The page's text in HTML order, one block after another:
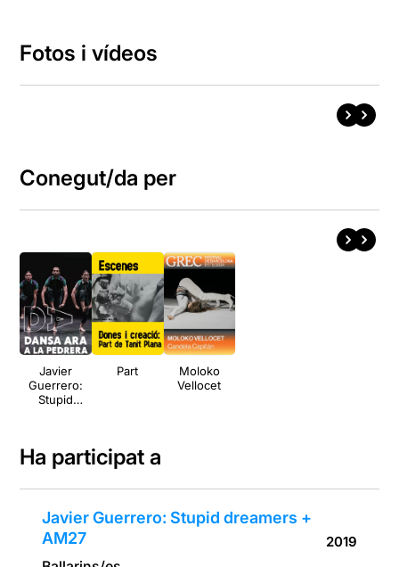
Fotos i vídeos
Conegut/da per
Javier
Guerrero:
Stupid
Part
Moloko
Vellocet
Ha participat a
Javier Guerrero: Stupid dreamers +
AM27
2019